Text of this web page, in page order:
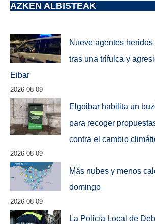
AZKEN ALBISTEAK
Nueve agentes
tras una trifulca y
Eibar
2026-08-09
Elgoibar habilita un
para recoger
contra el cambio
2026-08-09
Más nubes y menos
domingo
2026-08-09
La Policía Local de